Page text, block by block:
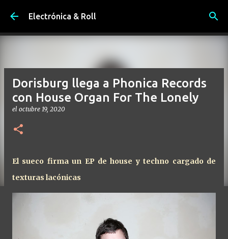
Ir al contenido principal
Electrónica & Roll
Dorisburg llega a Phonica Records
con House Organ For The Lonely
el octubre 19, 2020
El sueco firma un EP de house y techno cargado de
texturas lacónicas